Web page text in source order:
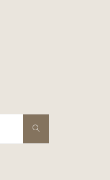
対
検